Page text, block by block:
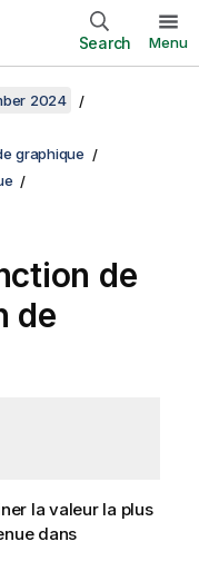
Search Menu
2024
graphique
de
de
la valeur la plus
dans